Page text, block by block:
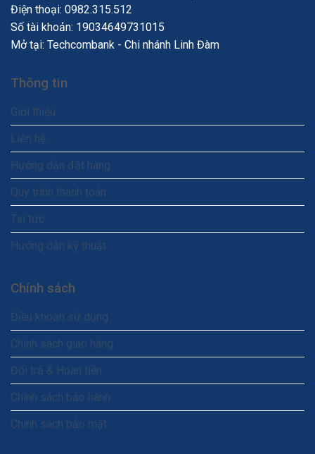
Điện thoại: 0982.315.512
Số tài khoản: 19034649731015
Mở tại: Techcombank - Chi nhánh Linh Đàm
Thông tin
Giới thiệu
Liên hệ
Hướng dẫn đặt hàng
Quy trình thanh toán
Tin tức
Hướng dẫn kỹ thuật
Chính sách
Điều khoản sử dụng
Chính sách giao hàng
Đổi trả & Hoàn tiền
Chính sách bảo hành
Chính sách bảo mật